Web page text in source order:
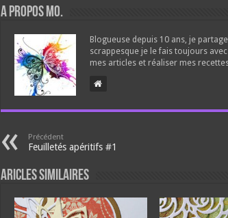
A propos Mo.
Blogueuse depuis 10 ans, je
scrappesque je le fais toujours
mes articles et réaliser mes
Précédent
Feuilletés apéritifs #1
Aricles similaires